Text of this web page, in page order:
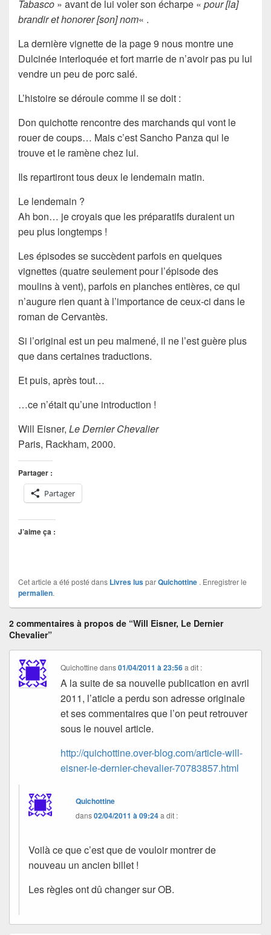
Tabasco » avant de lui voler son écharpe « pour [la]
brandir et honorer [son] nom« .
La dernière vignette de la page 9 nous montre une
Dulcinée interloquée et fort marrie de n’avoir pas pu lui
vendre un peu de porc salé.
L’histoire se déroule comme il se doit :
Don quichotte rencontre des marchands qui vont le
rouer de coups… Mais c’estSancho Panzaqui le
trouve et le ramène chez lui.
Ils repartiront tous deux le lendemain matin.
Le lendemain ?
Ah bon… je croyais que les préparatifs duraient un
peu plus longtemps !
Lesépisodesse succèdent parfois en quelques
vignettes (quatre seulement pour l’épisode des
moulins à vent), parfois en planches entières, ce qui
n’augure rien quant à l’importance de ceux-ci dans le
roman deCervantès.
Si l’original est un peu malmené, il ne l’est guère plus
que dans certaines traductions.
Et puis, après tout…
…ce n’était qu’une introduction !
Will Eisner, Le Dernier Chevalier
Paris, Rackham, 2000.
Partager :
Partager
J’aime ça :
Cet article a été posté dans Livres lusparQuichottine . Enregistrer le
permalien.
2 commentaires à propos de “Will Eisner, Le Dernier
Chevalier”
Quichottine dans01/04/2011 à 23:56 a dit :
A la suite de sa nouvelle publication en avril
2011, l’aticle a perdu son adresse originale
et ses commentaires que l’on peut retrouver
sous le nouvel article.
http://quichottine.over-blog.com/article-will-
eisner-le-dernier-chevalier-70783857.html
Quichottine
dans02/04/2011 à 09:24a dit :
Voilà ce que c’est que de vouloir montrer de
nouveau un ancien billet !
Les règles ont dû changer sur OB.